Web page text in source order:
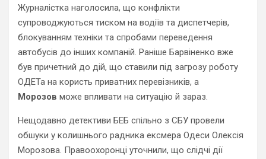
Журналістка наголосила, що конфлікти
супроводжуються тиском на водіїв та диспетчерів,
блокуванням техніки та спробами переведення
автобусів до інших компаній. Раніше Барвіненко вже
був причетний до дій, що ставили під загрозу роботу
ОДЕТа на користь приватних перевізників, а
Морозов може впливати на ситуацію й зараз.
Нещодавно детективи БЕБ спільно з СБУ провели
обшуки у колишнього радника ексмера Одеси Олексія
Морозова. Правоохоронці уточнили, що слідчі дії